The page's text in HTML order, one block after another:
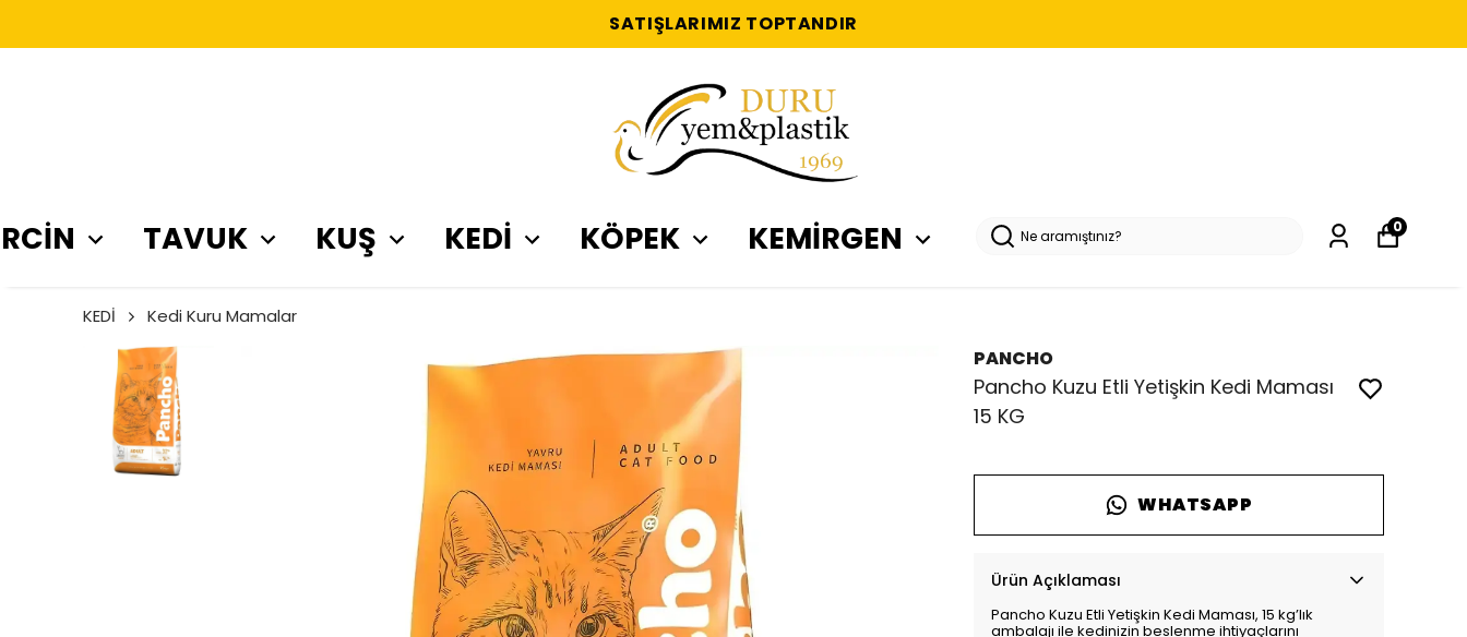
SATIŞLARIMIZ TOPTANDIR
TAVUK KUŞ KEDİ KÖPEK KEMİRGEN 0
KEDİ Kedi Kuru Mamalar
PANCHO
Pancho Kuzu Etli Yetişkin Kedi Maması
15 KG
WHATSAPP
Ürün Açıklaması
Pancho Kuzu Etli Yetişkin Kedi Maması, 15 kg’lık
ambalajı ile kedinizin beslenme ihtiyaçlarını